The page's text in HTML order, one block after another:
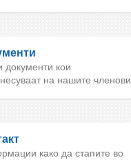
документи кои
на нашите членови
како да стапите во